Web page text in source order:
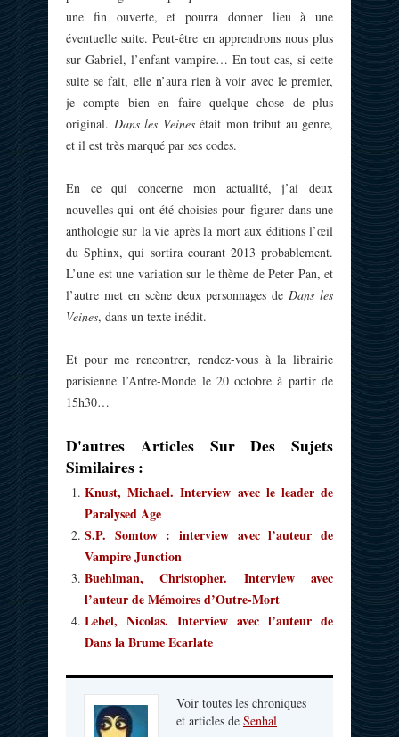
une fin ouverte, et pourra donner lieu à une
éventuelle suite. Peut-être en apprendrons nous plus
sur Gabriel, l’enfant vampire… En tout cas, si cette
suite se fait, elle n’aura rien à voir avec le premier,
je compte bien en faire quelque chose de plus
original. Dans les Veinesétait mon tribut au genre,
et il est très marqué par ses codes.
En ce qui concerne mon actualité, j’ai deux
nouvelles qui ont été choisies pour figurer dans une
anthologie sur la vie après la mort aux éditions l’œil
du Sphinx, qui sortira courant 2013 probablement.
L’une est une variation sur le thème de Peter Pan, et
l’autre met en scène deux personnages deDans les
Veines, dans un texte inédit.
Et pour me rencontrer, rendez-vous à la librairie
parisienne l’Antre-Monde le 20 octobre à partir de
15h30…
D'autres Articles Sur Des Sujets
Similaires :
Knust, Michael. Interview avec le leader de
Paralysed Age
S.P. Somtow : interview avec l’auteur de
Vampire Junction
Buehlman, Christopher. Interview avec
l’auteur de Mémoires d’Outre-Mort
Lebel, Nicolas. Interview avec l’auteur de
Dans la Brume Ecarlate
Voir toutes les chroniques
et articles de Senhal